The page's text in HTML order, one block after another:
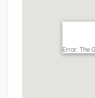
Error: The